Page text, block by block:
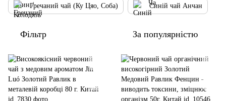
Гречаний чай (Ку Цяо, Соба) Синій чай Анчан
Фільтр За популярністю